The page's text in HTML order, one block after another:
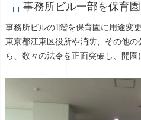
事務所ビル一部を保育
事務所ビルの1階を保育園に用途変
東京都江東区役所や消防、その他
ら、数々の法令を正面突破し、開園